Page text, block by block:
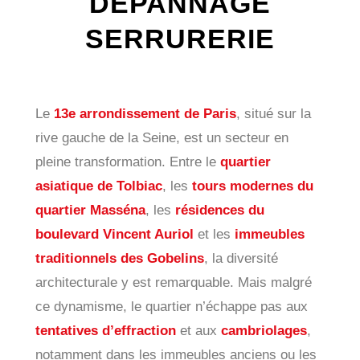
SERRURERIE
Le 13e arrondissement de Paris, situé sur la
rive gauche de la Seine, est un secteur en
pleine transformation. Entre le quartier
asiatique de Tolbiac, les tours modernes du
quartier Masséna, les résidences du
boulevard Vincent Auriol et les immeubles
traditionnels des Gobelins, la diversité
architecturale y est remarquable. Mais malgré
ce dynamisme, le quartier n’échappe pas aux
tentatives d’effractionet aux cambriolages,
notamment dans les immeubles anciens ou les